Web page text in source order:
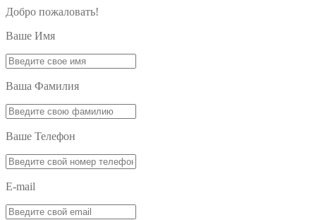
Добро пожаловать!
Ваше Имя
Ваша Фамилия
Ваше Телефон
E-mail